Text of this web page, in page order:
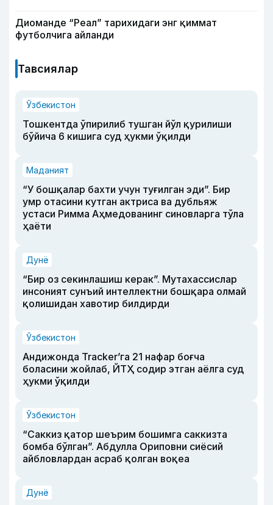
Диоманде “Реал” тарихидаги энг қиммат
футболчига айланди
Тавсиялар
Ўзбекистон
Тошкентда ўпирилиб тушган йўл қурилиши
бўйича 6 кишига суд ҳукми ўқилди
Маданият
“У бошқалар бахти учун туғилган эди”. Бир
умр отасини кутган актриса ва дубльяж
устаси Римма Аҳмедованинг синовларга тўла
ҳаёти
Дунё
“Бир оз секинлашиш керак”. Мутахассислар
инсоният сунъий интеллектни бошқара олмай
қолишидан хавотир билдирди
Ўзбекистон
Андижонда Tracker’га 21 нафар боғча
боласини жойлаб, ЙТҲ содир этган аёлга суд
ҳукми ўқилди
Ўзбекистон
“Саккиз қатор шеърим бошимга саккизта
бомба бўлган”. Абдулла Ориповни сиёсий
айбловлардан асраб қолган воқеа
Дунё